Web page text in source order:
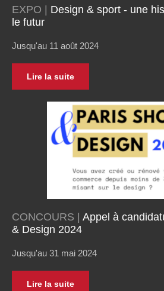
EXPO | Design & sport - une
le futur
Jusqu'au 11 août 2024
Lire la suite
CONCOURS | Appel à
& Design 2024
Jusqu'au 31 mai 2024
Lire la suite